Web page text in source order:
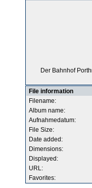
Der Bahnhof
File information
Filename:
Album name:
Aufnahmedatum:
File Size:
Date added:
Dimensions:
Displayed:
URL:
Favorites: